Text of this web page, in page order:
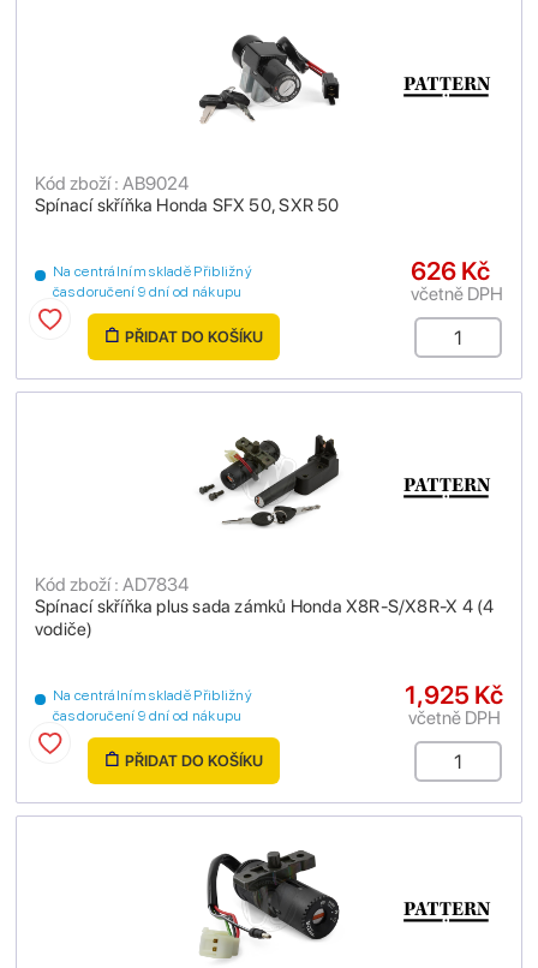
Spínací skříňka Honda SFX 50, SXR 50
Kód zboží : AB9024
Na centrálním skladě Přibližný
čas doručení 9 dní od nákupu
626 Kč
včetně DPH
PŘIDAT DO KOŠÍKU
Spínací skříňka plus sada zámků Honda X8R-S/X8R-X 4 (4
vodiče)
Kód zboží : AD7834
Na centrálním skladě Přibližný
čas doručení 9 dní od nákupu
1,925 Kč
včetně DPH
PŘIDAT DO KOŠÍKU